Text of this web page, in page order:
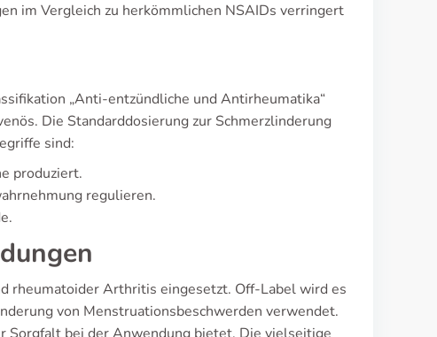
im Vergleich zu herkömmlichen NSAIDs verringert
„Anti-entzündliche und Antirheumatika“
Die Standarddosierung zur Schmerzlinderung
sind:
produziert.
regulieren.
rheumatoider Arthritis eingesetzt. Off-Label wird es
von Menstruationsbeschwerden verwendet.